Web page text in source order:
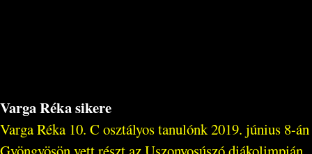
Varga Réka sikere
Varga Réka 10. C osztályos tanulónk 2019. június 8-án